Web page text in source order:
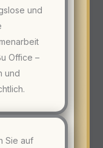
und
Office –
und
Sie auf